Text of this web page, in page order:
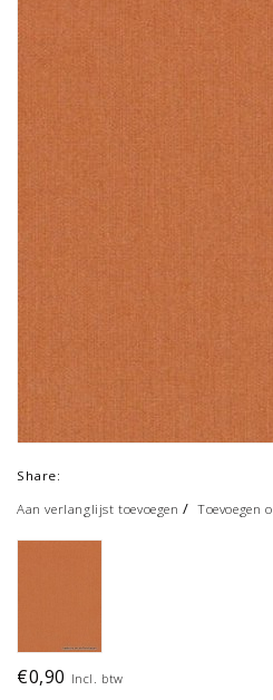
Share:
Aan verlanglijst toevoegen /Toevoegen
€0,90 Incl. btw